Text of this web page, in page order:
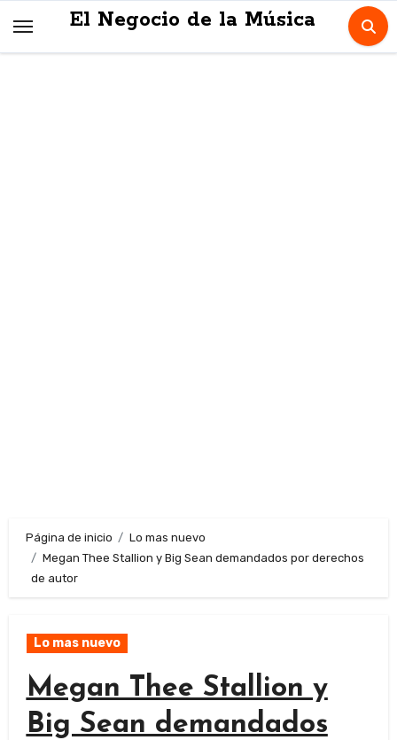
El Negocio de la Música
Página de inicio
Lo mas nuevo
Megan Thee Stallion y Big Sean demandados por derechos
de autor
Lo mas nuevo
Megan Thee Stallion y
Big Sean demandados